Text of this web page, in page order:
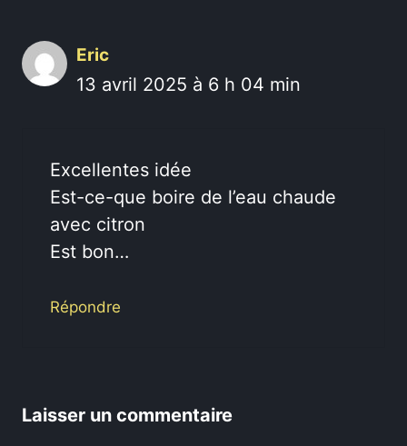
Eric
13 avril 2025 à 6 h 04 min
Excellentes idée
Est-ce-que boire de l’eau chaude
avec citron
Est bon…
Répondre
Laisser un commentaire